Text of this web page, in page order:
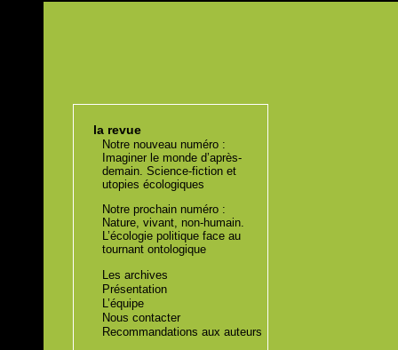
la revue
Notre nouveau numéro :
Imaginer le monde d’après-
demain. Science-fiction et
utopies écologiques
Notre prochain numéro :
Nature, vivant, non-humain.
L’écologie politique face au
tournant ontologique
Les archives
Présentation
L’équipe
Nous contacter
Recommandations aux auteurs